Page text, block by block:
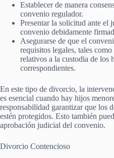
Establecer de manera
convenio regulador.
Presentar la solicitud ante el
convenio debidamente
Asegurarse de que el
requisitos legales, tales
relativos a la custodia de los
correspondientes.
En este tipo de divorcio, la
es esencial cuando hay hijos
responsabilidad garantizar que los
estén protegidos. Esto también
aprobación judicial del convenio.
Divorcio Contencioso